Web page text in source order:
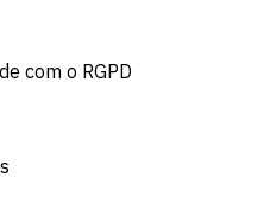
com o RGPD